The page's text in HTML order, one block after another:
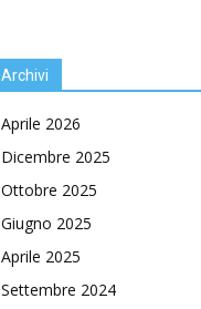
Archivi
Aprile 2026
Dicembre 2025
Ottobre 2025
Giugno 2025
Aprile 2025
Settembre 2024